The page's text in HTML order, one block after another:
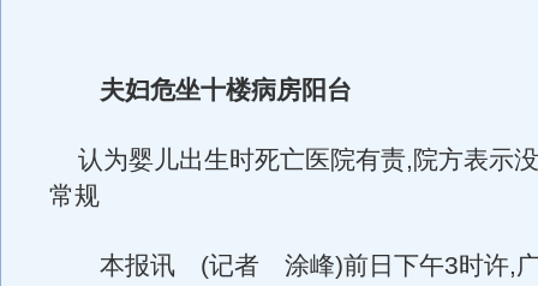
夫妇危坐十楼病房阳台
认为婴儿出生时死亡医院有责,院方表示
常规
本报讯 (记者 涂峰)前日下午3时许,广